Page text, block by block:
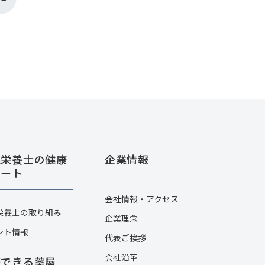
養士の健康
ト
養士の取り組み
ト情報
きる薬屋
企業情報
会社情報・アクセス
企業理念
代表ご挨拶
会社沿革